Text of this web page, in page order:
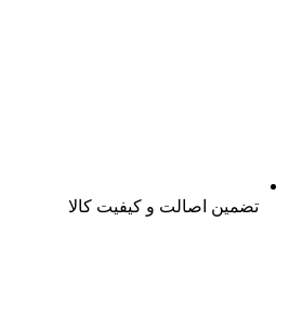
تضمین اصالت و کیفیت کالا